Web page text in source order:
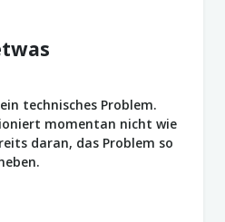
technisches Problem.
momentan nicht wie
daran, das Problem so